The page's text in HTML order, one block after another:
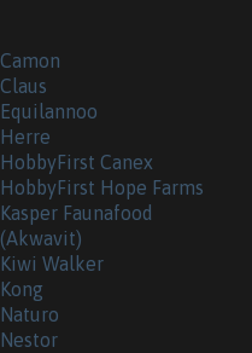
Camon
Claus
Equilannoo
Herre
HobbyFirst Canex
HobbyFirst Hope Farms
Kasper Faunafood
(Akwavit)
Kiwi Walker
Kong
Naturo
Nestor